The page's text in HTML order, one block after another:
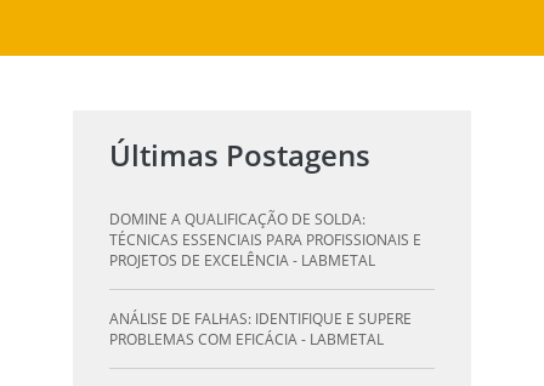
Últimas Postagens
DOMINE A QUALIFICAÇÃO DE SOLDA:
TÉCNICAS ESSENCIAIS PARA PROFISSIONAIS E
PROJETOS DE EXCELÊNCIA - LABMETAL
ANÁLISE DE FALHAS: IDENTIFIQUE E SUPERE
PROBLEMAS COM EFICÁCIA - LABMETAL